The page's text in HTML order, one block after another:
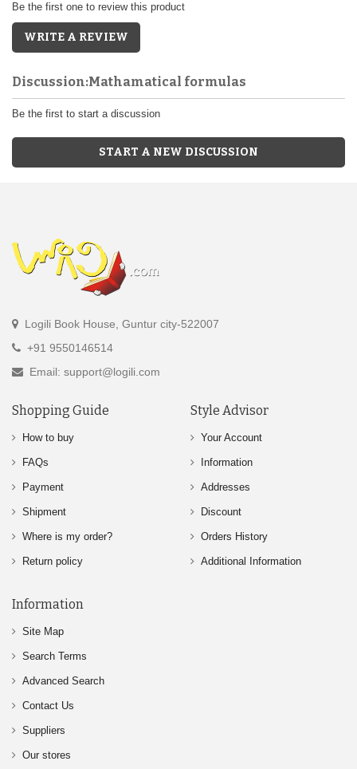
Be the first one to review this product
WRITE A REVIEW
Discussion:Mathamatical formulas
Be the first to start a discussion
START A NEW DISCUSSION
Logili Book House, Guntur city-522007
+91 9550146514
Email: support@logili.com
Shopping Guide
How to buy
FAQs
Payment
Shipment
Where is my order?
Return policy
Style Advisor
Your Account
Information
Addresses
Discount
Orders History
Additional Information
Information
Site Map
Search Terms
Advanced Search
Contact Us
Suppliers
Our stores